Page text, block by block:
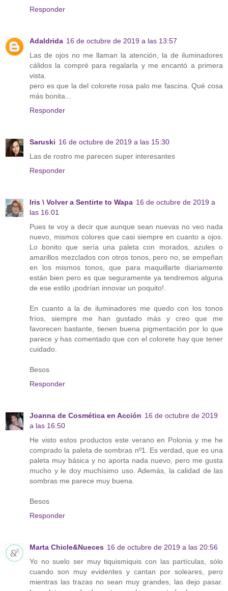
Responder
Adaldrida 16 de octubre de 2019 a las 13:57
Las de ojos no me llaman la atención, la de iluminadores
cálidos la compré para regalarla y me encantó a primera
vista.
pero es que la del colorete rosa palo me fascina. Qué cosa
más bonita...
Responder
Saruski 16 de octubre de 2019 a las 15:30
Las de rostro me parecen super interesantes
Responder
Iris \ Volver a Sentirte to Wapa 16 de octubre de 2019 a
las 16:01
Pues te voy a decir que aunque sean nuevas no veo nada
nuevo, mismos colores que casi siempre en cuanto a ojos.
Lo bonito que sería una paleta con morados, azules o
amarillos mezclados con otros tonos, pero no, se empeñan
en los mismos tonos, que para maquillarte diariamente
están bien pero es que seguramente ya tendremos alguna
de ese estilo ¡podrían innovar un poquito!.
En cuanto a la de iluminadores me quedo con los tonos
fríos, siempre me han gustado más y creo que me
favorecen bastante, tienen buena pigmentación por lo que
parece y has comentado que con el colorete hay que tener
cuidado.
Besos
Responder
Joanna de Cosmética en Acción 16 de octubre de 2019
a las 16:50
He visto estos productos este verano en Polonia y me he
comprado la paleta de sombras nº1. Es verdad, que es una
paleta muy básica y no aporta nada nuevo, pero me gusta
mucho y le doy muchísimo uso. Además, la calidad de las
sombras me parece muy buena.
Besos
Responder
Marta Chicle&Nueces 16 de octubre de 2019 a las 20:56
Yo no suelo ser muy tiquismiquis con las partículas, sólo
cuando son muy evidentes y cantan por soleares, pero
mientras las trazas no sean muy grandes, las dejo pasar.